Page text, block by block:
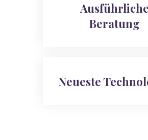
Ausführliche
Beratung
Neueste